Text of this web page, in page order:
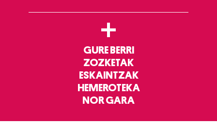
+
GURE BERRI
ZOZKETAK
ESKAINTZAK
HEMEROTEKA
NOR GARA